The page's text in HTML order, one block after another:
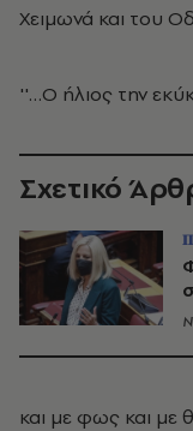
Χειμωνά και του
''…Ο ήλιος την
Σχετικό
και με φως και με